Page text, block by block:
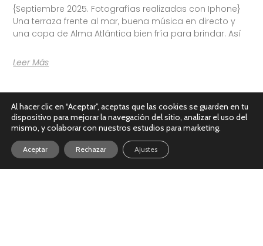
{Septiembre 2025. Fotografías realizadas con Iphone}
Una terraza frente al mar, buena música en directo y
una copa de Alma Atlántica bien fría para brindar. Así
Leer Más
Al hacer clic en “Aceptar”, aceptas que las cookies se guarden en tu
dispositivo para mejorar la navegación del sitio, analizar el uso del
mismo, y colaborar con nuestros estudios para marketing.
Aceptar Rechazar Ajustes